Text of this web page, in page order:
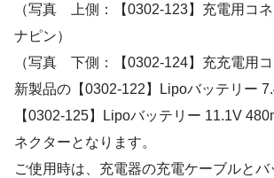
（写真 上側：【0302-123】充電用コ
ナピン）
（写真 下側：【0302-124】充充電用コ
新製品の【0302-122】Lipoバッテリー
【0302-125】Lipoバッテリー 11.1V
ネクターとなります。
ご使用時は、充電器の充電ケーブルとバ